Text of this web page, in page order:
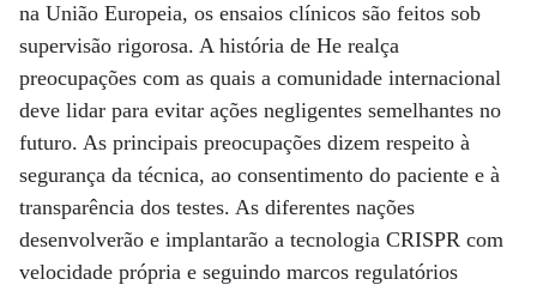
na União Europeia, os ensaios clínicos são feitos sob
supervisão rigorosa. A história de He realça
preocupações com as quais a comunidade internacional
deve lidar para evitar ações negligentes semelhantes no
futuro. As principais preocupações dizem respeito à
segurança da técnica, ao consentimento do paciente e à
transparência dos testes. As diferentes nações
desenvolverão e implantarão a tecnologia CRISPR com
velocidade própria e seguindo marcos regulatórios